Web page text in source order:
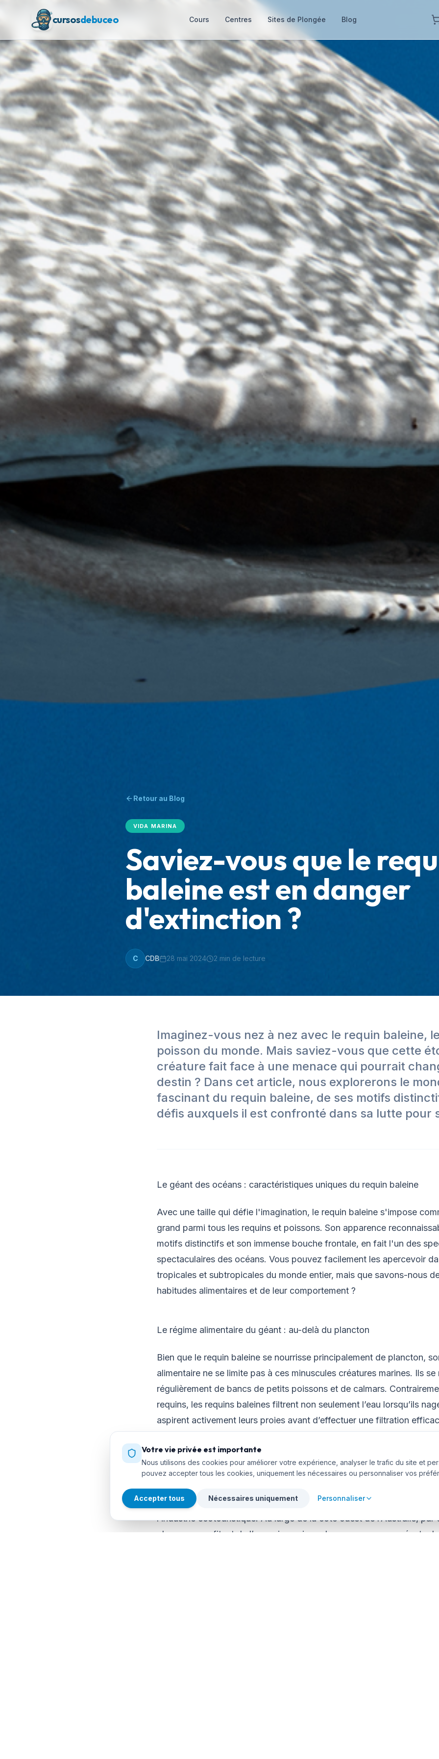
cursosdebuceo Cours Centres Sites de Plongée Blog
Retour au Blog
VIDA MARINA
Saviez-vous que le
baleine est en danger
d'extinction ?
C CDB 28 mai 2024 2 min de lecture
Imaginez-vous nez à nez avec le requin baleine,
poisson du monde. Mais saviez-vous que cette
créature fait face à une menace qui pourrait
destin ? Dans cet article, nous explorerons le
fascinant du requin baleine, de ses motifs
défis auxquels il est confronté dans sa lutte pour
Le géant des océans : caractéristiques uniques du requin baleine
Avec une taille qui défie l'imagination, le requin baleine s'impose
grand parmi tous les requins et poissons. Son apparence
motifs distinctifs et son immense bouche frontale, en fait l'un des
spectaculaires des océans. Vous pouvez facilement les apercevoir
tropicales et subtropicales du monde entier, mais que savons-nous
habitudes alimentaires et de leur comportement ?
Le régime alimentaire du géant : au-delà du plancton
Bien que le requin baleine se nourrisse principalement de plancton,
alimentaire ne se limite pas à ces minuscules créatures marines. Ils se
régulièrement de bancs de petits poissons et de calmars.
requins, les requins baleines filtrent non seulement l’eau lorsqu’ils
aspirent activement leurs proies avant d’effectuer une filtration
Ecotourisme et requins baleines : un lien fragile
Dans certaines régions du monde, les requins baleines sont devenus
l’industrie écotouristique. Au large de la côte ouest de l’Australie, par
plongeurs profitent de l’occasion unique de nager avec ces géants
Votre vie privée est importante
Nous utilisons des cookies pour améliorer votre expérience, analyser le trafic du site et
pouvez accepter tous les cookies, uniquement les nécessaires ou personnaliser vos
Accepter tous Nécessaires uniquement Personnaliser